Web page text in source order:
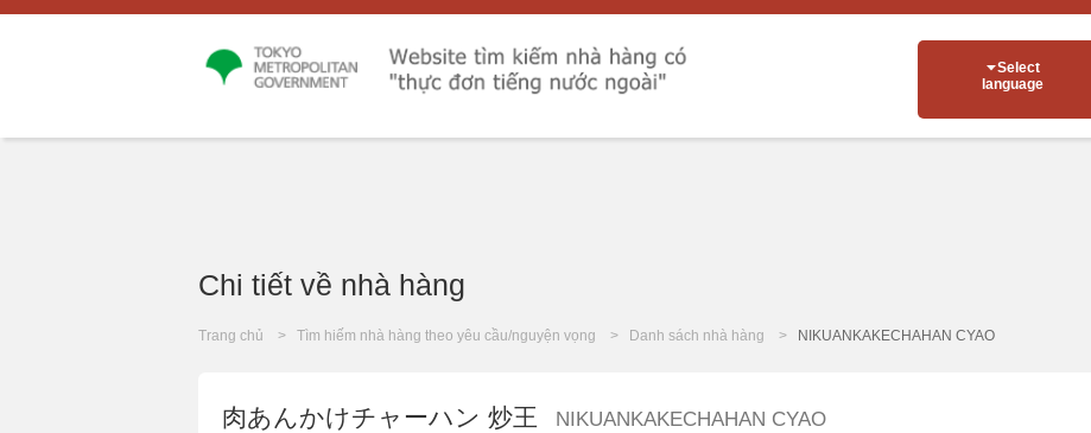
Select
language
Chi tiết về nhà hàng
Trang chủ Tìm hiếm nhà hàng theo yêu cầu/nguyện vọng Danh sách nhà hàng NIKUANKAKECHAHAN CYAO
肉あんかけチャーハン 炒王 NIKUANKAKECHAHAN CYAO